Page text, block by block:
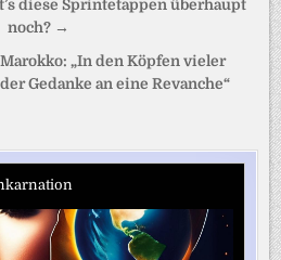
diese Sprintetappen überhaupt
noch? →
„In den Köpfen vieler
Gedanke an eine Revanche“